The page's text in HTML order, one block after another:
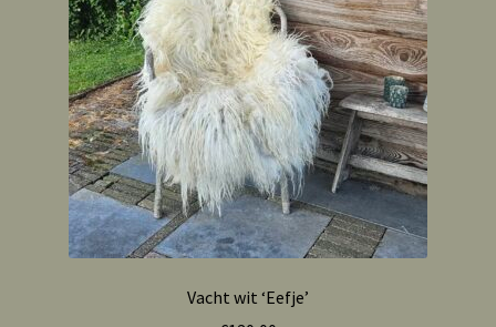
Vacht wit ‘Eefje’